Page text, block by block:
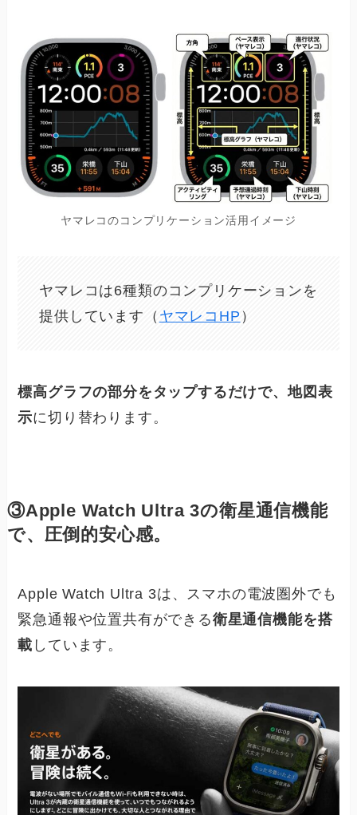
ヤマレコのコンプリケーション活用イメージ
ヤマレコは6種類のコンプリケーションを
提供しています（ ヤマレコHP ）
標高グラフの部分をタップするだけで、地図表
示に切り替わります。
③Apple Watch Ultra 3の衛星通信機能
で、圧倒的安心感。
Apple Watch Ultra 3は、スマホの電波圏外でも
緊急通報や位置共有ができる衛星通信機能を搭
載 しています。